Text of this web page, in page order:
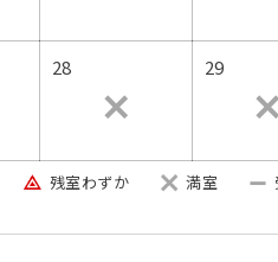
28 29
残室わずか 満室